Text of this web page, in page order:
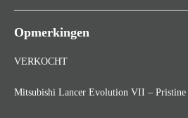
Opmerkingen
VERKOCHT
Mitsubishi Lancer Evolution VII –